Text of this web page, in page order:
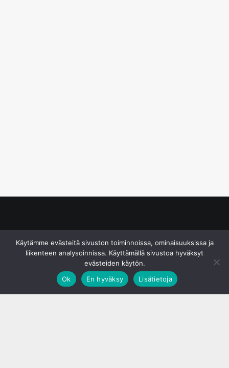
Käytämme evästeitä sivuston toiminnoissa, ominaisuuksissa ja
liikenteen analysoinnissa. Käyttämällä sivustoa hyväksyt
evästeiden käytön.
Ok
En hyväksy Lisätietoja